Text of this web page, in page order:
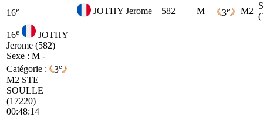
16e JOTHY Jerome 582 M 3e M2
16e
JOTHY
Jerome (582)
Sexe : M -
Catégorie :
3e
M2 STE
SOULLE
(17220)
00:48:14